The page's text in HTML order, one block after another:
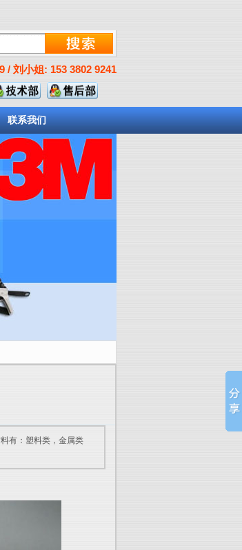
/ 刘小姐: 153 3802 9241
联系我们
有：塑料类，金属类